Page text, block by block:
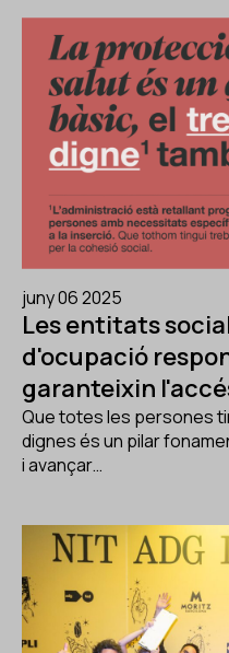
juny 06 2025
Les entitats
d'ocupació
garanteixin
Que totes les persones
dignes és un pilar
i avançar…